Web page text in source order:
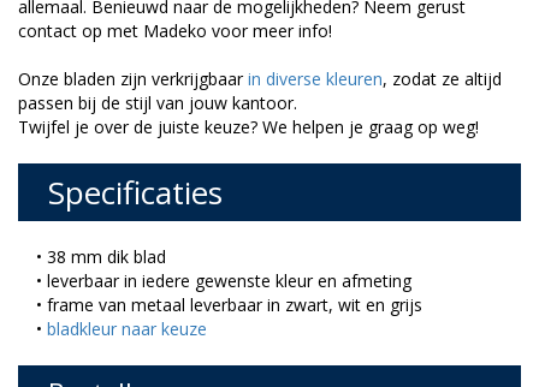
allemaal. Benieuwd naar de mogelijkheden? Neem gerust
contact op met Madeko voor meer info!
Onze bladen zijn verkrijgbaarin diverse kleuren, zodat ze altijd
passen bij de stijl van jouw kantoor.
Twijfel je over de juiste keuze? We helpen je graag op weg!
Specificaties
• 38 mm dik blad
• leverbaar in iedere gewenste kleur en afmeting
• frame van metaal leverbaar in zwart, wit en grijs
• bladkleur naar keuze